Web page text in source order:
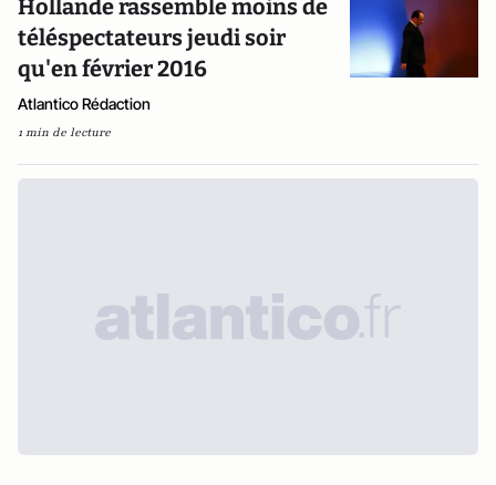
Hollande rassemble moins de
téléspectateurs jeudi soir
qu'en février 2016
Atlantico Rédaction
1 min de lecture